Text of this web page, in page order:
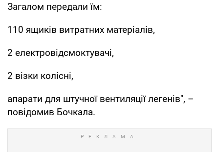
Загалом передали їм:
110 ящиків витратних матеріалів,
2 електровідсмоктувачі,
2 візки колісні,
апарати для штучної вентиляції легенів", –
повідомив Бочкала.